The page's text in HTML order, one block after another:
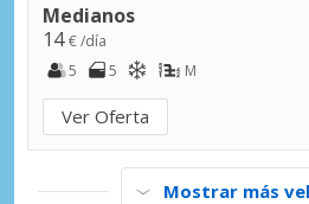
Medianos
14€ /día
5
5 M
Ver Oferta
Mostrar más